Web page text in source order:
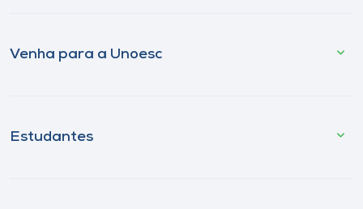
Venha para a Unoesc
Estudantes